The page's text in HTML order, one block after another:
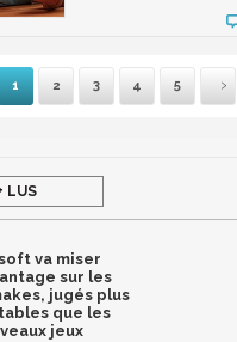
1 2 3 4 5
Suivante
Dernière
LUS
va miser
sur les
jugés plus
que les
jeux